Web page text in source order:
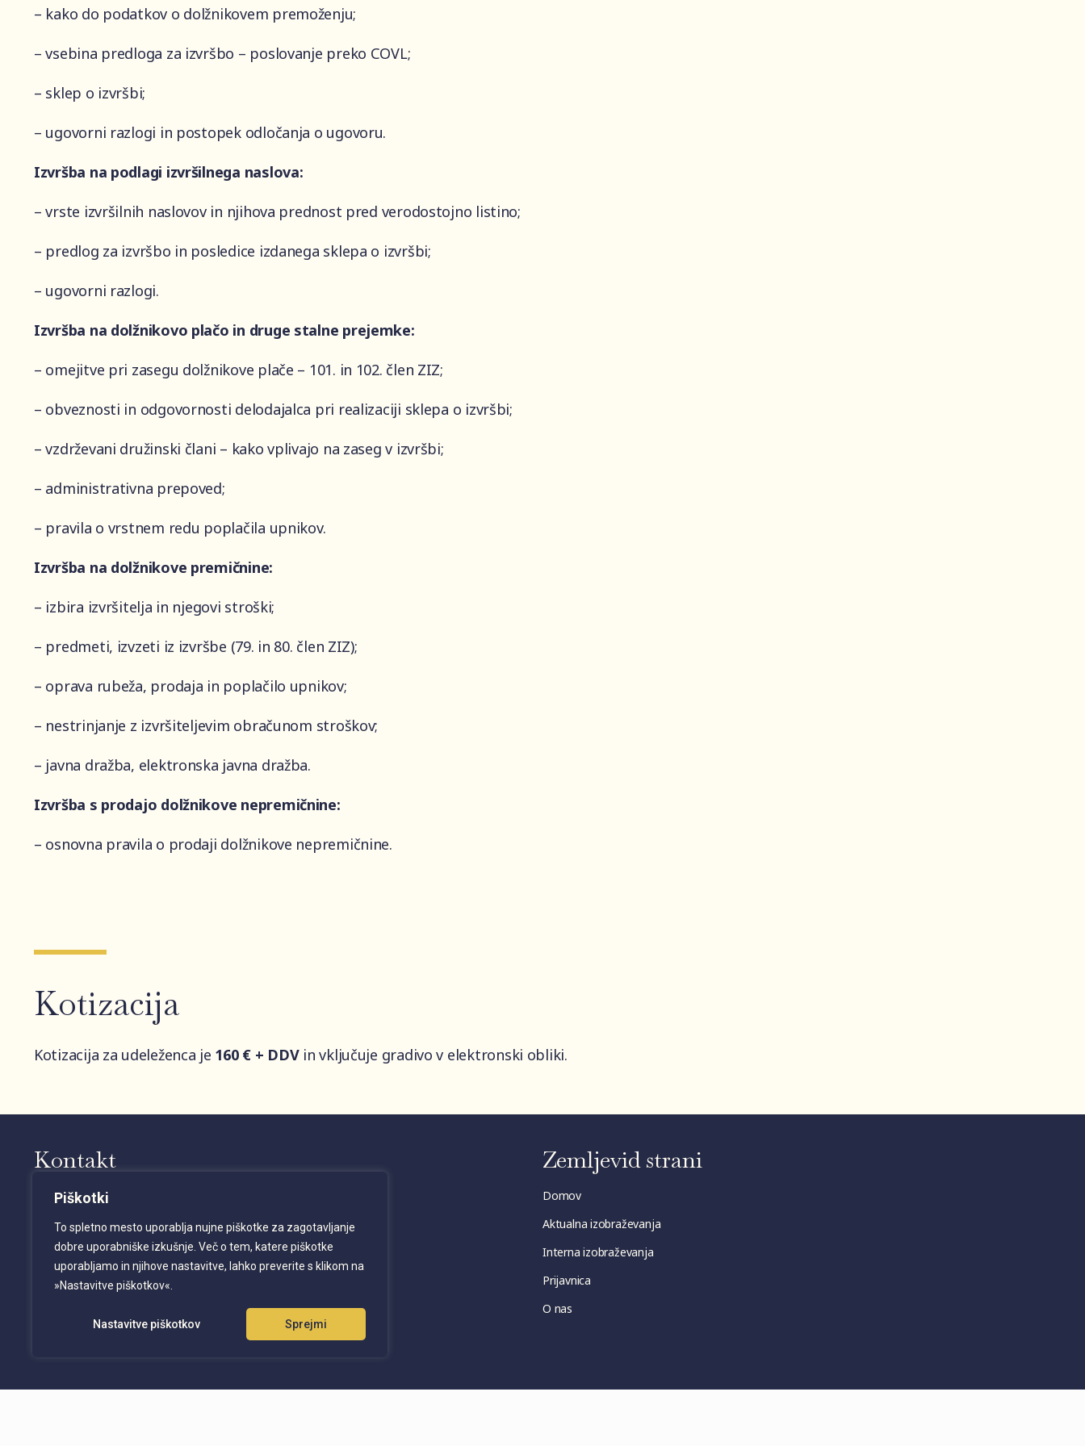
Piškotki
To spletno mesto uporablja nujne piškotke za zagotavljanje
dobre uporabniške izkušnje. Več o tem, katere piškotke
uporabljamo in njihove nastavitve, lahko preverite s klikom na
»Nastavitve piškotkov«.
Nastavitve piškotkov Sprejmi
– kako do podatkov o dolžnikovem premoženju;
– vsebina predloga za izvršbo – poslovanje preko COVL;
– sklep o izvršbi;
– ugovorni razlogi in postopek odločanja o ugovoru.
Izvršba na podlagi izvršilnega naslova:
– vrste izvršilnih naslovov in njihova prednost pred verodostojno listino;
– predlog za izvršbo in posledice izdanega sklepa o izvršbi;
– ugovorni razlogi.
Izvršba na dolžnikovo plačo in druge stalne prejemke:
– omejitve pri zasegu dolžnikove plače – 101. in 102. člen ZIZ;
– obveznosti in odgovornosti delodajalca pri realizaciji sklepa o izvršbi;
– vzdrževani družinski člani – kako vplivajo na zaseg v izvršbi;
– administrativna prepoved;
– pravila o vrstnem redu poplačila upnikov.
Izvršba na dolžnikove premičnine:
– izbira izvršitelja in njegovi stroški;
– predmeti, izvzeti iz izvršbe (79. in 80. člen ZIZ);
– oprava rubeža, prodaja in poplačilo upnikov;
– nestrinjanje z izvršiteljevim obračunom stroškov;
– javna dražba, elektronska javna dražba.
Izvršba s prodajo dolžnikove nepremičnine:
– osnovna pravila o prodaji dolžnikove nepremičnine.
Kotizacija
Kotizacija za udeleženca je 160 € + DDVin vključuje gradivo v elektronski obliki.
Kontakt
ALETHEIA, izobraževanja, Katja Petrovec Šuštar s.p.
1000 Ljubljana
+386 31 707 589
aletheia@aletheia-slo.com
Zemljevid strani
Domov
Aktualna izobraževanja
Interna izobraževanja
Prijavnica
O nas